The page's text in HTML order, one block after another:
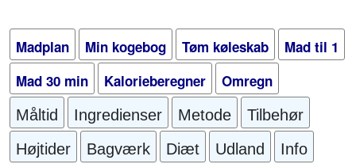
Madplan Min kogebog Tøm køleskab
Mad til 1
Mad 30 min
Kalorieberegner Omregn
Måltid Ingredienser Metode
Tilbehør
Højtider
Bagværk Diæt Udland Info